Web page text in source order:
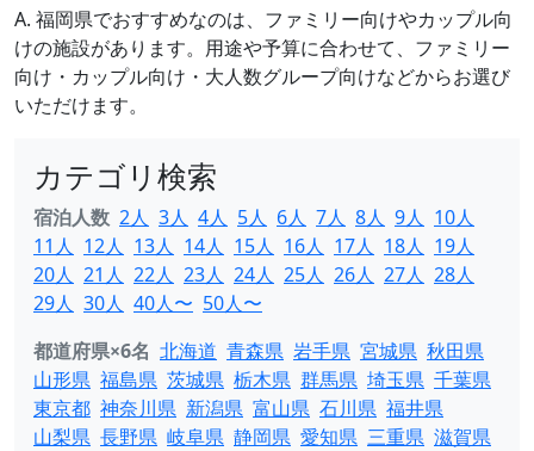
A. 福岡県でおすすめなのは、ファミリー向けやカップル向
けの施設があります。用途や予算に合わせて、ファミリー
向け・カップル向け・大人数グループ向けなどからお選び
いただけます。
カテゴリ検索
宿泊人数 2人 3人 4人 5人 6人 7人 8人 9人 10人
11人 12人 13人 14人 15人 16人 17人 18人 19人
20人 21人 22人 23人 24人 25人 26人 27人 28人
29人 30人 40人〜 50人〜
都道府県×6名 北海道 青森県 岩手県 宮城県 秋田県
山形県 福島県 茨城県 栃木県 群馬県 埼玉県 千葉県
東京都 神奈川県 新潟県 富山県 石川県 福井県
山梨県 長野県 岐阜県 静岡県 愛知県 三重県 滋賀県